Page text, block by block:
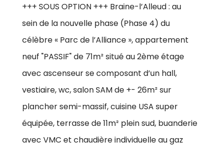
+++ SOUS OPTION +++ Braine-l’Alleud : au
sein de la nouvelle phase (Phase 4) du
célèbre « Parc de l’Alliance », appartement
neuf "PASSIF" de 71m² situé au 2ème étage
avec ascenseur se composant d’un hall,
vestiaire, wc, salon SAM de +- 26m² sur
plancher semi-massif, cuisine USA super
équipée, terrasse de 11m² plein sud, buanderie
avec VMC et chaudière individuelle au gaz